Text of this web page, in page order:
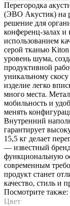
Перегородка
(ЭВО Акустик) на
решение для
конференц-залах и
использованием
серой тканью
уровень шума,
продуктивной
уникальному
изделие легко
много места.
мобильность и
менять
Внутренний
гарантирует
15,5 кг делает
— известный
функциональную
современным
продукт станет
качество, стиль и
Посмотрите
Цвет